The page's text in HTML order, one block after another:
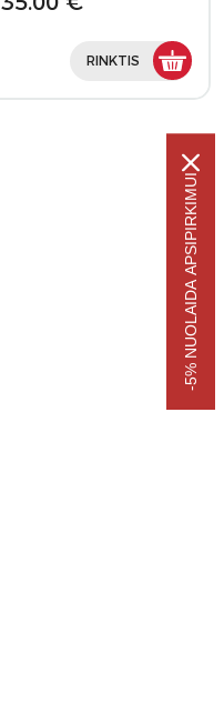
RINKTIS
-5% NUOLAIDA APSIPIRKIMUI